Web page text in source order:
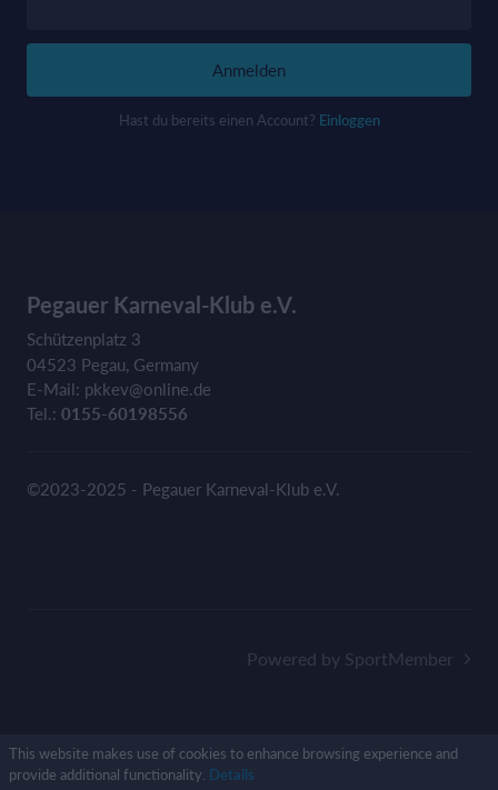
Anmelden
Hast du bereits einen Account? Einloggen
Pegauer Karneval-Klub e.V.
Schützenplatz 3
04523 Pegau, Germany
E-Mail: pkkev@online.de
Tel.: 0155-60198556
©2023-2025 - Pegauer Karneval-Klub e.V.
Powered by SportMember
This website makes use of cookies to enhance browsing experience and
provide additional functionality. Details